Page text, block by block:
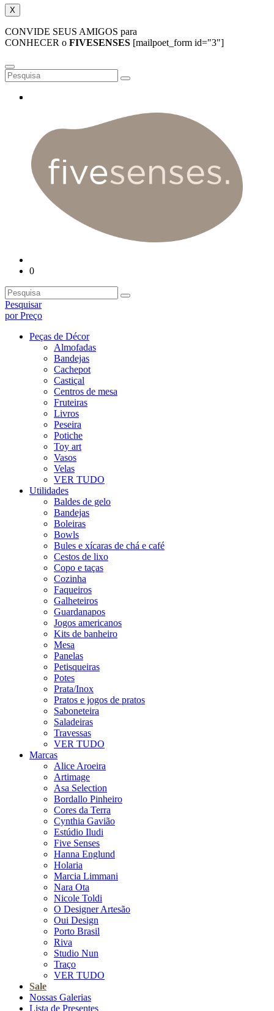
X
CONVIDE SEUS AMIGOS para
CONHECER o FIVESENSES [mailpoet_form id="3"]
0
Pesquisar
por Preço
Peças de Décor
Almofadas
Bandejas
Cachepot
Castiçal
Centros de mesa
Fruteiras
Livros
Peseira
Potiche
Toy art
Vasos
Velas
VER TUDO
Utilidades
Baldes de gelo
Bandejas
Boleiras
Bowls
Bules e xícaras de chá e café
Cestos de lixo
Copo e taças
Cozinha
Faqueiros
Galheteiros
Guardanapos
Jogos americanos
Kits de banheiro
Mesa
Panelas
Petisqueiras
Potes
Prata/Inox
Pratos e jogos de pratos
Saboneteira
Saladeiras
Travessas
VER TUDO
Marcas
Alice Aroeira
Artimage
Asa Selection
Bordallo Pinheiro
Cores da Terra
Cynthia Gavião
Estúdio Iludi
Five Senses
Hanna Englund
Holaria
Marcia Limmani
Nara Ota
Nicole Toldi
O Designer Artesão
Oui Design
Porto Brasil
Riva
Studio Nun
Traço
VER TUDO
Sale
Nossas Galerias
Lista de Presentes